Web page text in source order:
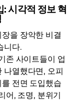
시각적 정보 혁
을 장악한 비결
니다.
존 사이트들이 업
나열했다면, 오피
전면 도입했습
어, 조명, 분위기